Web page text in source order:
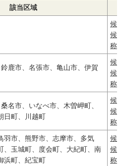
該当区域
候
候
称
鹿市、名張市、亀山市、伊賀
候
候
称
名市、いなべ市、木曽岬町、
日町、川越町
候
候
称
羽市、熊野市、志摩市、多気
、玉城町、度会町、大紀町、南
浜町、紀宝町
候
候
称